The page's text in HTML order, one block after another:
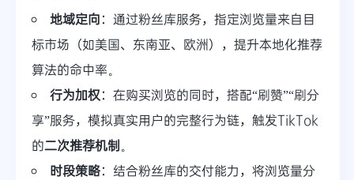
地域定向：通过粉丝库服务，指定浏览量来自目
标市场（如美国、东南亚、欧洲），提升本地化推荐
算法的命中率。
行为加权：在购买浏览的同时，搭配“刷赞”“刷分
享”服务，模拟真实用户的完整行为链，触发TikTok
的二次推荐机制。
时段策略：结合粉丝库的交付能力，将浏览量分